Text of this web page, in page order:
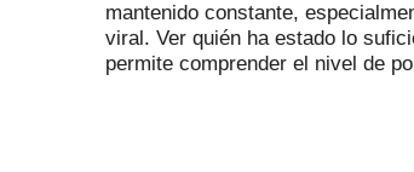
mantenido constante,
viral. Ver quién ha estado lo
permite comprender el nivel de